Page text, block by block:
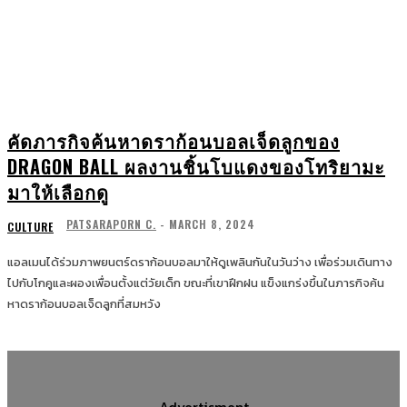
คัดภารกิจค้นหาดราก้อนบอลเจ็ดลูกของ
DRAGON BALL ผลงานชิ้นโบแดงของโทริยามะ
มาให้เลือกดู
CULTURE PATSARAPORN C. - MARCH 8, 2024
แอลเมนได้ร่วมภาพยนตร์ดราก้อนบอลมาให้ดูเพลินกันในวันว่าง เพื่อร่วมเดินทาง
ไปกับโกคูและผองเพื่อนตั้งแต่วัยเด็ก ขณะที่เขาฝึกฝน แข็งแกร่งขึ้นในภารกิจค้น
หาดราก้อนบอลเจ็ดลูกที่สมหวัง